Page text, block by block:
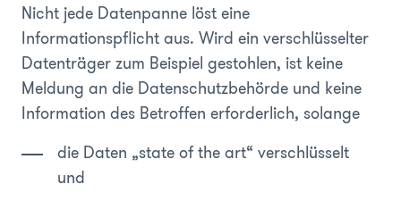
Nicht jede Datenpanne löst eine
Informationspflicht aus. Wird ein verschlüsselter
Datenträger zum Beispiel gestohlen, ist keine
Meldung an die Datenschutzbehörde und keine
Information des Betroffen erforderlich, solange
die Daten „state of the art“ verschlüsselt
und